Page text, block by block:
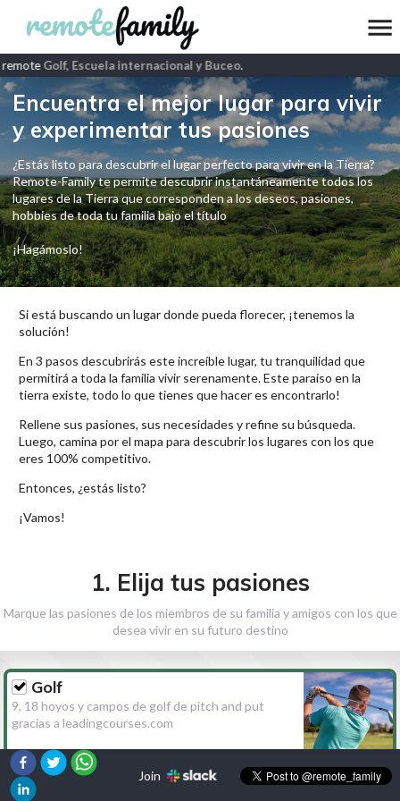
Golf, Escuela internacional y Buceo.
Encuentra el mejor lugar para vivir
y experimentar tus pasiones
¿Estás listo para descubrir el lugar perfecto para vivir en la Tierra?
Remote-Family te permite descubrir instantáneamente todos los
lugares de la Tierra que corresponden a los deseos, pasiones,
hobbies de toda tu familia bajo el título
¡Hagámoslo!
Si está buscando un lugar donde pueda florecer, ¡tenemos la
solución!
En 3 pasos descubrirás este increíble lugar, tu tranquilidad que
permitirá a toda la familia vivir serenamente. Este paraíso en la
tierra existe, todo lo que tienes que hacer es encontrarlo!
Rellene sus pasiones, sus necesidades y refine su búsqueda.
Luego, camina por el mapa para descubrir los lugares con los que
eres 100% competitivo.
Entonces, ¿estás listo?
¡Vamos!
1. Elija tus pasiones
Marque las pasiones de los miembros de su familia y amigos con los que
desea vivir en su futuro destino
Golf
9, 18 hoyos y campos de golf de pitch and put
gracias a leadingcourses.com
Senderismo
Join